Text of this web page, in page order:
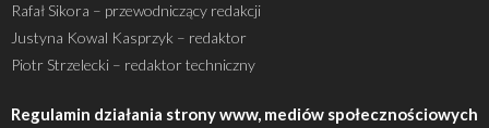
Rafał Sikora – przewodniczący redakcji
Justyna Kowal Kasprzyk – redaktor
Piotr Strzelecki – redaktor techniczny
Regulamin działania strony www, mediów społecznościowych